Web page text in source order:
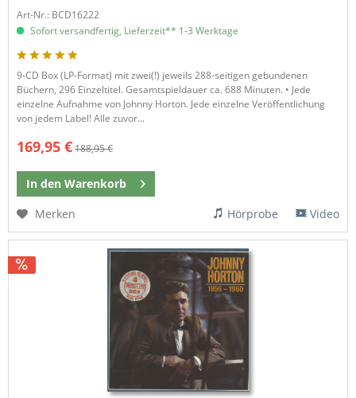
Art-Nr.: BCD16222
Sofort versandfertig, Lieferzeit** 1-3 Werktage
9-CD Box (LP-Format) mit zwei(!) jeweils 288-seitigen gebundenen
Büchern, 296 Einzeltitel. Gesamtspieldauer ca. 688 Minuten. • Jede
einzelne Aufnahme von Johnny Horton. Jede einzelne Veröffentlichung
von jedem Label! Alle zuvor...
169,95 €188,95 €
In den Warenkorb
Merken
Hörprobe Video